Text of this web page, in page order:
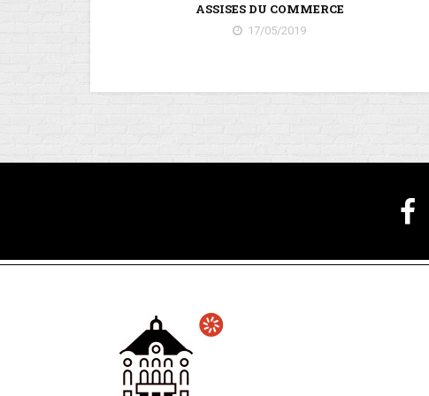
ASSISES DU COMMERCE
17/05/2019